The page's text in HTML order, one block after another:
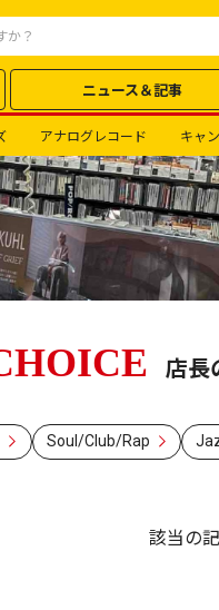
ニュース＆記事
アナログレコード キャ
店長
Soul/Club/Rap
該当の